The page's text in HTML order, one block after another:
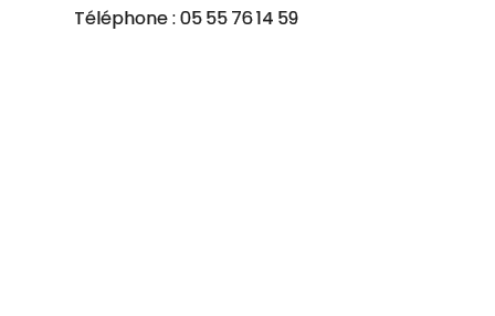
Téléphone : 05 55 76 14 59